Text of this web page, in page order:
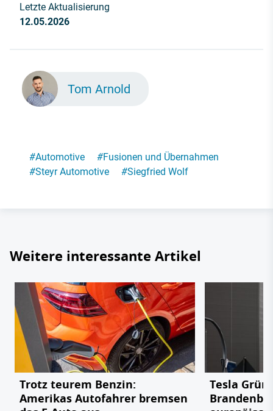
Letzte Aktualisierung
12.05.2026
Tom Arnold
#Automotive #Fusionen und Übernahmen
#Steyr Automotive #Siegfried Wolf
Weitere interessante Artikel
Trotz teurem Benzin:
Amerikas Autofahrer bremsen
Tesla